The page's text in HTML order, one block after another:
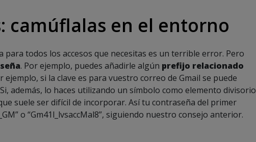
camúflalas en el entorno
para todos los accesos que necesitas es un terrible error. Pero
. Por ejemplo, puedes añadirle algún prefijo relacionado
ejemplo, si la clave es para vuestro correo de Gmail se puede
además, lo haces utilizando un símbolo como elemento divisorio
suele ser difícil de incorporar. Así tu contraseña del primer
o “Gm41l_lvsaccMal8”, siguiendo nuestro consejo anterior.